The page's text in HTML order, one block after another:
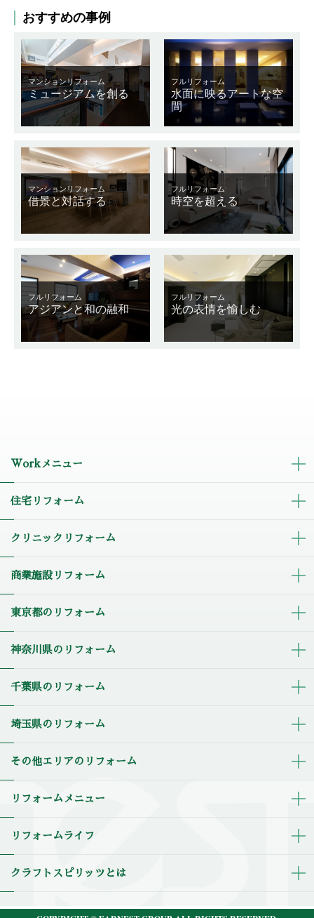
おすすめの事例
マンションリフォーム
ミュージアムを創る
フルリフォーム
水面に映るアートな空
間
マンションリフォーム
借景と対話する
フルリフォーム
時空を超える
フルリフォーム
アジアンと和の融和
フルリフォーム
光の表情を愉しむ
Workメニュー
住宅リフォーム
クリニックリフォーム
商業施設リフォーム
東京都のリフォーム
神奈川県のリフォーム
千葉県のリフォーム
埼玉県のリフォーム
その他エリアのリフォーム
リフォームメニュー
リフォームライフ
クラフトスピリッツとは